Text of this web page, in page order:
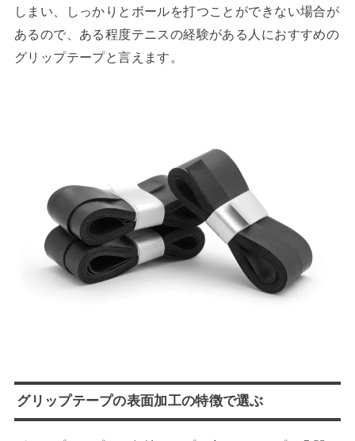
しまい、しっかりとボールを打つことができない場合が
あるので、ある程度テニスの経験がある人におすすめの
グリップテープと言えます。
グリップテープの表面加工の特徴で選ぶ